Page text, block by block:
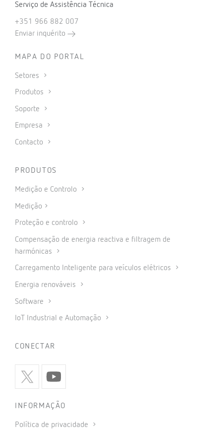
Serviço de Assistência Técnica
+351 966 882 007
Enviar inquérito
MAPA DO PORTAL
Setores
Produtos
Soporte
Empresa
Contacto
PRODUTOS
Medição e Controlo
Medição
Proteção e controlo
Compensação de energia reactiva e filtragem de
harmónicas
Carregamento Inteligente para veículos elétricos
Energia renováveis
Software
IoT Industrial e Automação
CONECTAR
INFORMAÇÃO
Política de privacidade